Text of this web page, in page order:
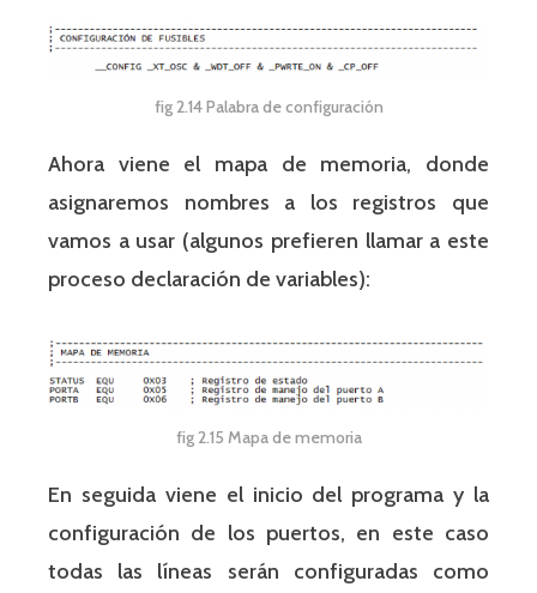
fig 2.14 Palabra de configuración
Ahora viene el mapa de memoria, donde
asignaremos nombres a los registros que
vamos a usar (algunos prefieren llamar a este
proceso declaración de variables):
fig 2.15 Mapa de memoria
En seguida viene el inicio del programa y la
configuración de los puertos, en este caso
todas las líneas serán configuradas como